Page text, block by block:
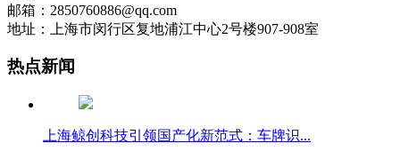
邮箱：2850760886@qq.com
地址：上海市闵行区复地浦江中心2号楼907-908室
热点新闻
上海鲸创科技引领国产化新范式：车牌识...